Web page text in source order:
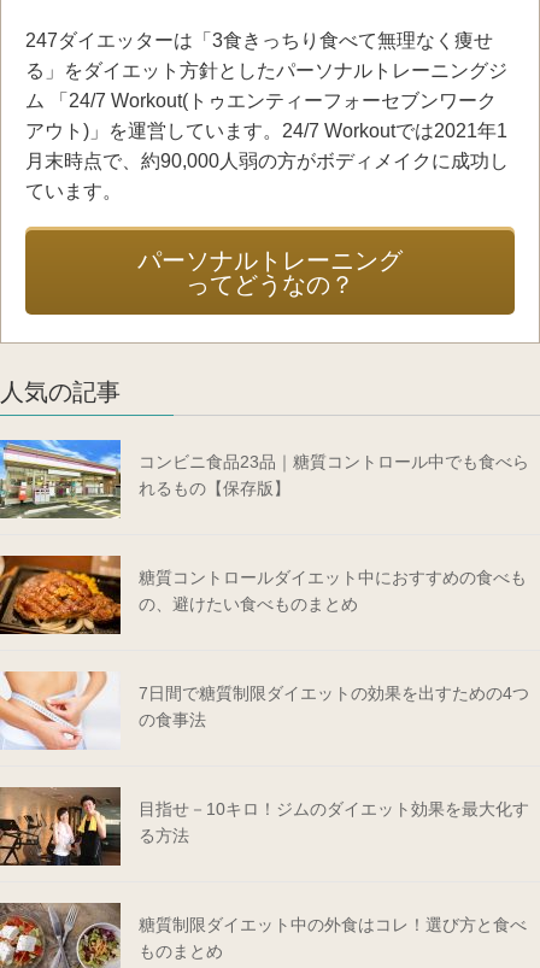
247ダイエッターは「3食きっちり食べて無理なく痩せ
る」をダイエット方針としたパーソナルトレーニングジ
ム 「24/7 Workout(トゥエンティーフォーセブンワーク
アウト)」を運営しています。24/7 Workoutでは2021年1
月末時点で、約90,000人弱の方がボディメイクに成功し
ています。
パーソナルトレーニング
ってどうなの？
人気の記事
コンビニ食品23品｜糖質コントロール中でも食べら
れるもの【保存版】
糖質コントロールダイエット中におすすめの食べも
の、避けたい食べものまとめ
7日間で糖質制限ダイエットの効果を出すための4つ
の食事法
目指せ－10キロ！ジムのダイエット効果を最大化す
る方法
糖質制限ダイエット中の外食はコレ！選び方と食べ
ものまとめ